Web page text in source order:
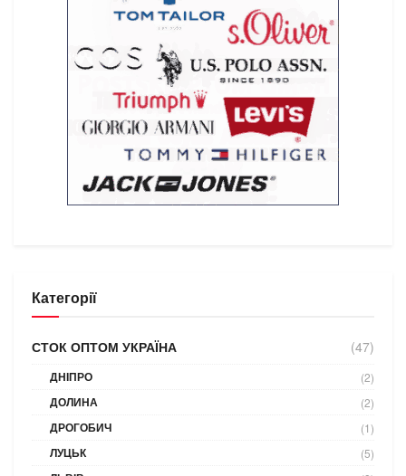
Категорії
СТОК ОПТОМ УКРАЇНА (47)
ДНІПРО (2)
ДОЛИНА (2)
ДРОГОБИЧ (1)
ЛУЦЬК (5)